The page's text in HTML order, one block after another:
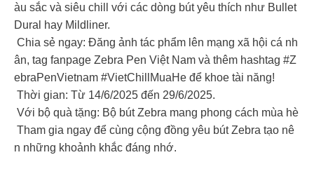
àu sắc và siêu chill với các dòng bút yêu thích như Bullet
Dural hay Mildliner.
Chia sẻ ngay: Đăng ảnh tác phẩm lên mạng xã hội cá nh
ân, tag fanpage Zebra Pen Việt Nam và thêm hashtag #Z
ebraPenVietnam #VietChillMuaHe để khoe tài năng!
Thời gian: Từ 14/6/2025 đến 29/6/2025.
Với bộ quà tặng: Bộ bút Zebra mang phong cách mùa hè
Tham gia ngay để cùng cộng đồng yêu bút Zebra tạo nê
n những khoảnh khắc đáng nhớ.